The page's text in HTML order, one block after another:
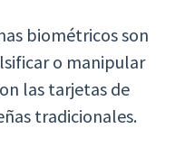
biométricos son
o manipular
las tarjetas de
tradicionales.